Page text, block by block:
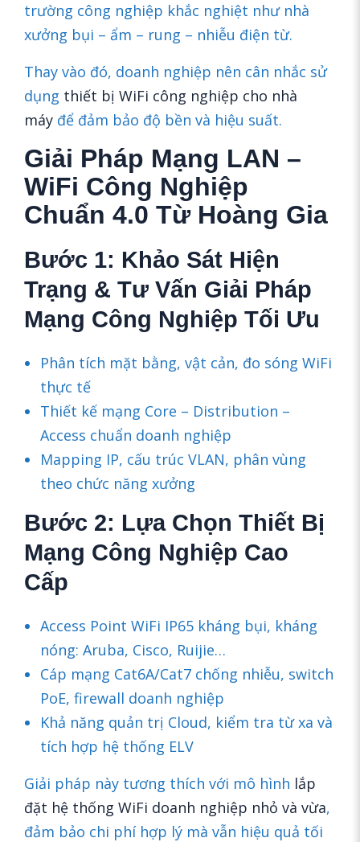
trường công nghiệp khắc nghiệt như nhà
xưởng bụi – ẩm – rung – nhiễu điện từ.
Thay vào đó, doanh nghiệp nên cân nhắc sử
dụng thiết bị WiFi công nghiệp cho nhà
máy để đảm bảo độ bền và hiệu suất.
Giải Pháp Mạng LAN –
WiFi Công Nghiệp
Chuẩn 4.0 Từ Hoàng Gia
Bước 1: Khảo Sát Hiện
Trạng & Tư Vấn Giải Pháp
Mạng Công Nghiệp Tối Ưu
Phân tích mặt bằng, vật cản, đo sóng WiFi
thực tế
Thiết kế mạng Core – Distribution –
Access chuẩn doanh nghiệp
Mapping IP, cấu trúc VLAN, phân vùng
theo chức năng xưởng
Bước 2: Lựa Chọn Thiết Bị
Mạng Công Nghiệp Cao
Cấp
Access Point WiFi IP65 kháng bụi, kháng
nóng: Aruba, Cisco, Ruijie…
Cáp mạng Cat6A/Cat7 chống nhiễu, switch
PoE, firewall doanh nghiệp
Khả năng quản trị Cloud, kiểm tra từ xa và
tích hợp hệ thống ELV
Giải pháp này tương thích với mô hình lắp
đặt hệ thống WiFi doanh nghiệp nhỏ và vừa,
đảm bảo chi phí hợp lý mà vẫn hiệu quả tối